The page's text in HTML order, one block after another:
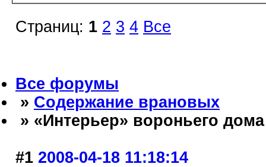
Страниц: 1 2 3 4 Все
Все форумы
» Содержание врановых
» «Интерьер» вороньего дома
#1 2008-04-18 11:18:14